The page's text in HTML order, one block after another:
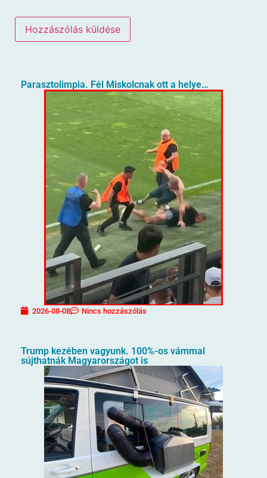
Parasztolimpia. Fél Miskolcnak ott a helye…
2026-08-08 Nincs hozzászólás
Trump kezében vagyunk. 100%-os vámmal
sújthatnák Magyarországot is